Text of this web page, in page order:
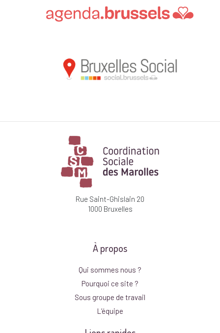
Rue Saint-Ghislain 20
1000 Bruxelles
À propos
Qui sommes nous ?
Pourquoi ce site ?
Sous groupe de travail
L’équipe